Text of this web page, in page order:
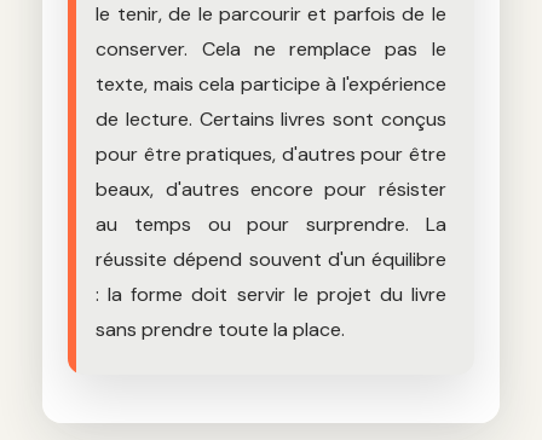
le tenir, de le parcourir et parfois de le
conserver. Cela ne remplace pas le
texte, mais cela participe à l'expérience
de lecture. Certains livres sont conçus
pour être pratiques, d'autres pour être
beaux, d'autres encore pour résister
au temps ou pour surprendre. La
réussite dépend souvent d'un équilibre
: la forme doit servir le projet du livre
sans prendre toute la place.